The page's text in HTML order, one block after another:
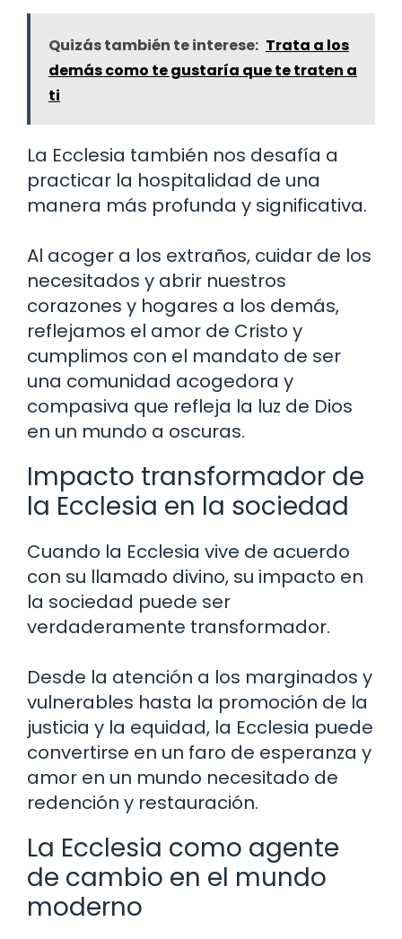
Quizás también te interese: Trata a los
demás como te gustaría que te traten a
ti
La Ecclesia también nos desafía a
practicar la hospitalidad de una
manera más profunda y significativa.
Al acoger a los extraños, cuidar de los
necesitados y abrir nuestros
corazones y hogares a los demás,
reflejamos el amor de Cristo y
cumplimos con el mandato de ser
una comunidad acogedora y
compasiva que refleja la luz de Dios
en un mundo a oscuras.
Impacto transformador de
la Ecclesia en la sociedad
Cuando la Ecclesia vive de acuerdo
con su llamado divino, su impacto en
la sociedad puede ser
verdaderamente transformador.
Desde la atención a los marginados y
vulnerables hasta la promoción de la
justicia y la equidad, la Ecclesia puede
convertirse en un faro de esperanza y
amor en un mundo necesitado de
redención y restauración.
La Ecclesia como agente
de cambio en el mundo
moderno